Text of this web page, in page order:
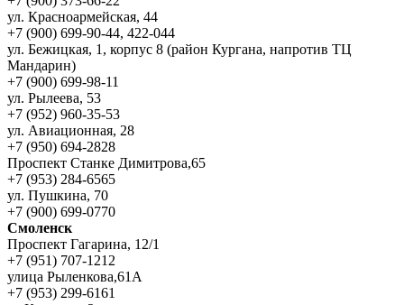
ул. Красноармейская, 44
+7 (900) 699-90-44, 422-044
ул. Бежицкая, 1, корпус 8 (район Кургана, напротив ТЦ
Мандарин)
+7 (900) 699-98-11
ул. Рылеева, 53
+7 (952) 960-35-53
ул. Авиационная, 28
+7 (950) 694-2828
Проспект Станке Димитрова,65
+7 (953) 284-6565
ул. Пушкина, 70
+7 (900) 699-0770
Смоленск
Проспект Гагарина, 12/1
+7 (951) 707-1212
улица Рыленкова,61А
+7 (953) 299-6161